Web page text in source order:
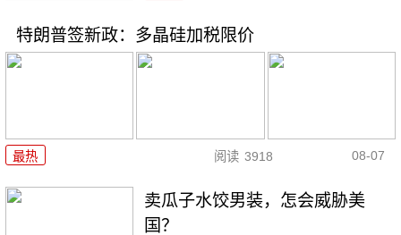
特朗普签新政：多晶硅加税限价
最热 阅读 3918 08-07
卖瓜子水饺男装，怎会威胁美
国？